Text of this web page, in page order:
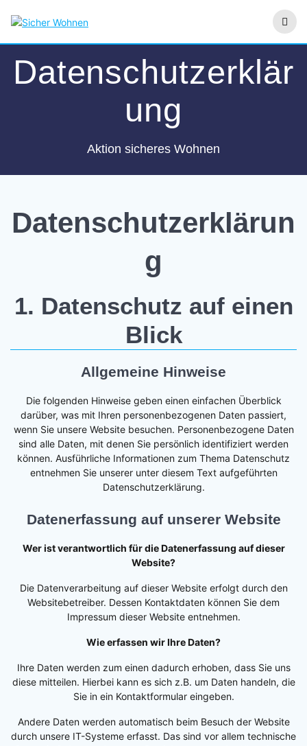
Datenschutzerklär
ung
Aktion sicheres Wohnen
Datenschutzerklärun
g
1. Datenschutz auf einen
Blick
Allgemeine Hinweise
Die folgenden Hinweise geben einen einfachen Überblick
darüber, was mit Ihren personenbezogenen Daten passiert,
wenn Sie unsere Website besuchen. Personenbezogene Daten
sind alle Daten, mit denen Sie persönlich identifiziert werden
können. Ausführliche Informationen zum Thema Datenschutz
entnehmen Sie unserer unter diesem Text aufgeführten
Datenschutzerklärung.
Datenerfassung auf unserer Website
Wer ist verantwortlich für die Datenerfassung auf dieser
Website?
Die Datenverarbeitung auf dieser Website erfolgt durch den
Websitebetreiber. Dessen Kontaktdaten können Sie dem
Impressum dieser Website entnehmen.
Wie erfassen wir Ihre Daten?
Ihre Daten werden zum einen dadurch erhoben, dass Sie uns
diese mitteilen. Hierbei kann es sich z.B. um Daten handeln, die
Sie in ein Kontaktformular eingeben.
Andere Daten werden automatisch beim Besuch der Website
durch unsere IT-Systeme erfasst. Das sind vor allem technische